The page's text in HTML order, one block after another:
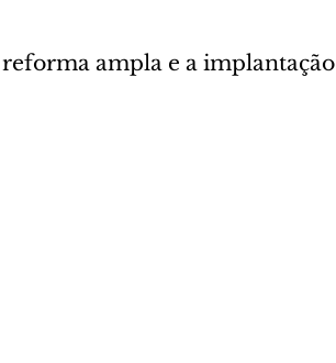
ampla e a implantação